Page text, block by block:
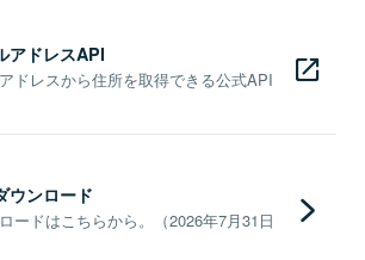
アドレスAPI
ドレスから住所を取得できる公式API
ウンロード
ードはこちらから。（2026年7月31日